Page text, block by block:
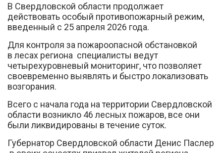
Вконтакте
В Свердловской области продолжает
действовать особый противопожарный режим,
введенный с 25 апреля 2026 года.
Для контроля за пожароопасной обстановкой
в лесах региона специалисты ведут
четырехуровневый мониторинг, что позволяет
своевременно выявлять и быстро локализовать
возгорания.
Всего с начала года на территории Свердловской
области возникло 46 лесных пожаров, все они
были ликвидированы в течение суток.
Губернатор Свердловской области Денис Паслер